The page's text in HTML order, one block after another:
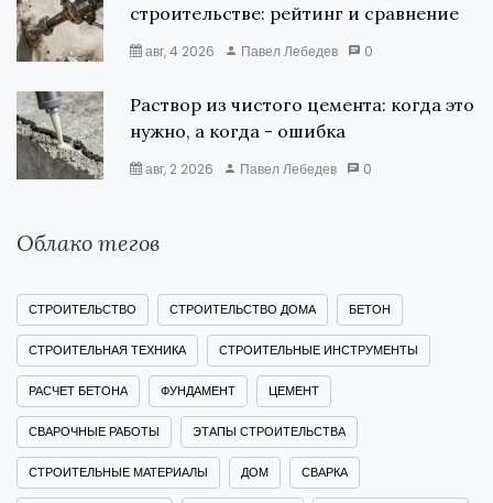
строительстве: рейтинг и сравнение
авг, 4 2026 Павел Лебедев 0
Раствор из чистого цемента: когда это
нужно, а когда - ошибка
авг, 2 2026 Павел Лебедев 0
Облако тегов
СТРОИТЕЛЬСТВО СТРОИТЕЛЬСТВО ДОМА БЕТОН
СТРОИТЕЛЬНАЯ ТЕХНИКА СТРОИТЕЛЬНЫЕ ИНСТРУМЕНТЫ
РАСЧЕТ БЕТОНА ФУНДАМЕНТ ЦЕМЕНТ
СВАРОЧНЫЕ РАБОТЫ ЭТАПЫ СТРОИТЕЛЬСТВА
СТРОИТЕЛЬНЫЕ МАТЕРИАЛЫ ДОМ СВАРКА